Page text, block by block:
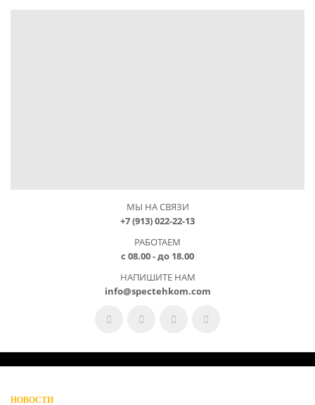
МЫ НА СВЯЗИ
+7 (913) 022-22-13
РАБОТАЕМ
с 08.00 - до 18.00
НАПИШИТЕ НАМ
info@spectehkom.com
НОВОСТИ